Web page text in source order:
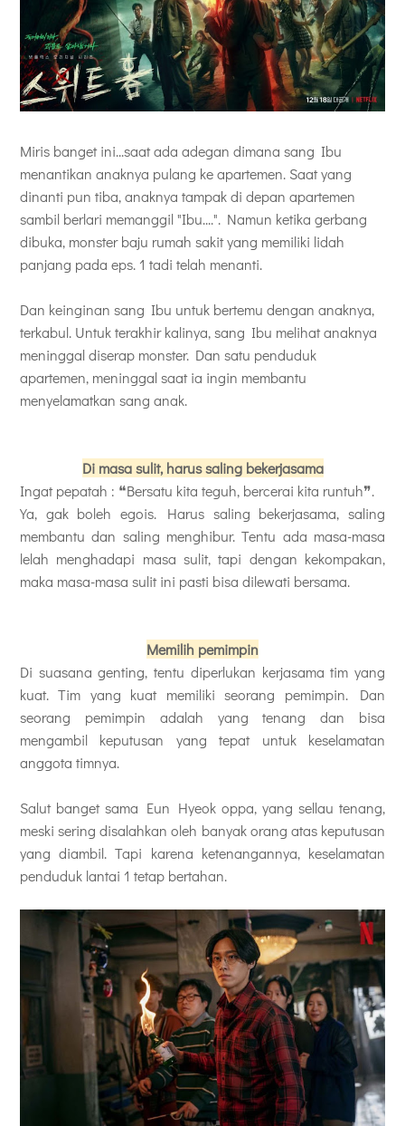
Miris banget ini...saat ada adegan dimana sang Ibu
menantikan anaknya pulang ke apartemen. Saat yang
dinanti pun tiba, anaknya tampak di depan apartemen
sambil berlari memanggil "Ibu....". Namun ketika gerbang
dibuka, monster baju rumah sakit yang memiliki lidah
panjang pada eps. 1 tadi telah menanti.
Dan keinginan sang Ibu untuk bertemu dengan anaknya,
terkabul. Untuk terakhir kalinya, sang Ibu melihat anaknya
meninggal diserap monster. Dan satu penduduk
apartemen, meninggal saat ia ingin membantu
menyelamatkan sang anak.
Di masa sulit, harus saling bekerjasama
Ingat pepatah : ❝Bersatu kita teguh, bercerai kita runtuh❞.
Ya, gak boleh egois. Harus saling bekerjasama, saling
membantu dan saling menghibur. Tentu ada masa-masa
lelah menghadapi masa sulit, tapi dengan kekompakan,
maka masa-masa sulit ini pasti bisa dilewati bersama.
Memilih pemimpin
Di suasana genting, tentu diperlukan kerjasama tim yang
kuat. Tim yang kuat memiliki seorang pemimpin. Dan
seorang pemimpin adalah yang tenang dan bisa
mengambil keputusan yang tepat untuk keselamatan
anggota timnya.
Salut banget sama Eun Hyeok oppa, yang sellau tenang,
meski sering disalahkan oleh banyak orang atas keputusan
yang diambil. Tapi karena ketenangannya, keselamatan
penduduk lantai 1 tetap bertahan.